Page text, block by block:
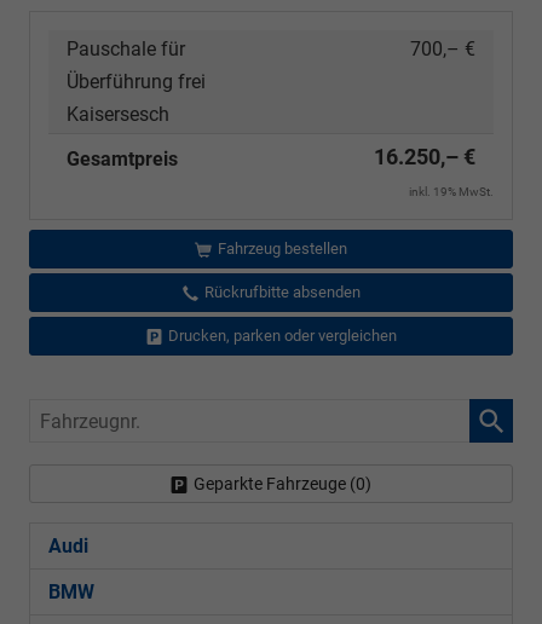
Pauschale für
Überführung frei
Kaisersesch
700,– €
Gesamtpreis 16.250,– €
inkl. 19% MwSt.
Fahrzeug bestellen
Rückrufbitte absenden
Drucken, parken oder vergleichen
Fahrzeugnr.
Geparkte Fahrzeuge (0)
Audi
BMW